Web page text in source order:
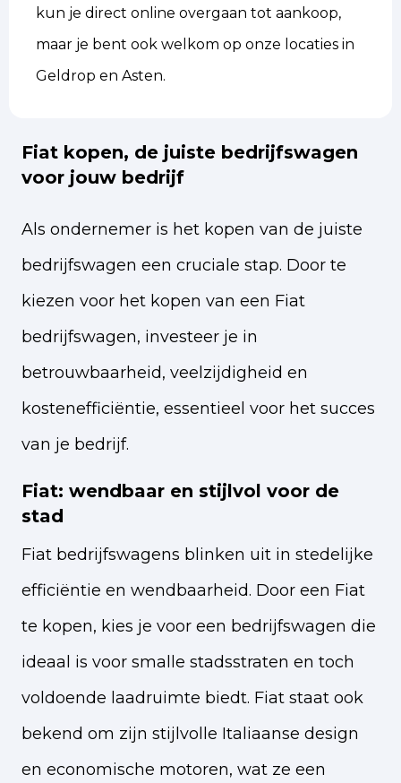
kun je direct online overgaan tot aankoop,
maar je bent ook welkom op onze locaties in
Geldrop en Asten.
Fiat kopen, de juiste bedrijfswagen
voor jouw bedrijf
Als ondernemer is het kopen van de juiste
bedrijfswagen een cruciale stap. Door te
kiezen voor het kopen van een Fiat
bedrijfswagen, investeer je in
betrouwbaarheid, veelzijdigheid en
kostenefficiëntie, essentieel voor het succes
van je bedrijf.
Fiat: wendbaar en stijlvol voor de
stad
Fiat bedrijfswagens blinken uit in stedelijke
efficiëntie en wendbaarheid. Door een Fiat
te kopen, kies je voor een bedrijfswagen die
ideaal is voor smalle stadsstraten en toch
voldoende laadruimte biedt. Fiat staat ook
bekend om zijn stijlvolle Italiaanse design
en economische motoren, wat ze een